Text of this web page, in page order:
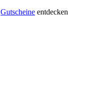
Gutscheine entdecken